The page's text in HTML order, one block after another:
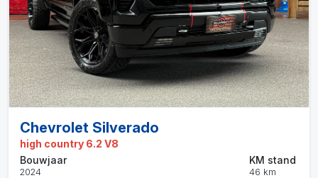
Chevrolet Silverado
high country 6.2 V8
Bouwjaar
2024
KM stand
46 km